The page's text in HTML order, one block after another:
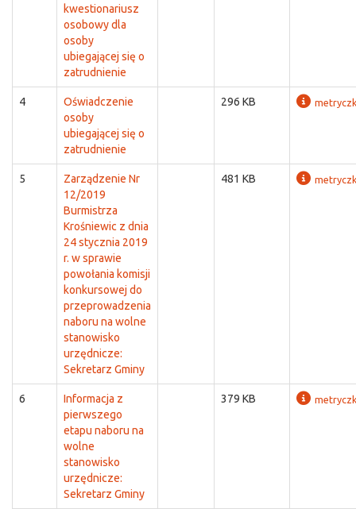
kwestionariusz
osobowy dla
osoby
ubiegającej się o
zatrudnienie
4
Oświadczenie
osoby
ubiegającej się o
zatrudnienie
296 KB
5
Zarządzenie Nr
12/2019
Burmistrza
Krośniewic z dnia
24 stycznia 2019
r. w sprawie
powołania komisji
konkursowej do
przeprowadzenia
naboru na wolne
stanowisko
urzędnicze:
Sekretarz Gminy
481 KB
6
Informacja z
pierwszego
etapu naboru na
wolne
stanowisko
urzędnicze:
Sekretarz Gminy
379 KB